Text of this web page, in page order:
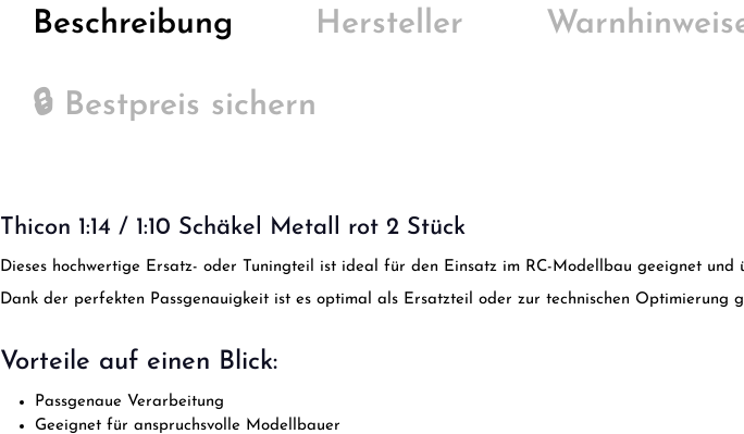
Beschreibung Hersteller
🔒 Bestpreis sichern
Thicon 1:14 / 1:10 Schäkel Metall rot 2 Stück
Dieses hochwertige Ersatz- oder Tuningteil ist ideal für den Einsatz im RC-Modellbau geeignet
Dank der perfekten Passgenauigkeit ist es optimal als Ersatzteil oder zur technischen Optimierung
Vorteile auf einen Blick:
Passgenaue Verarbeitung
Geeignet für anspruchsvolle Modellbauer